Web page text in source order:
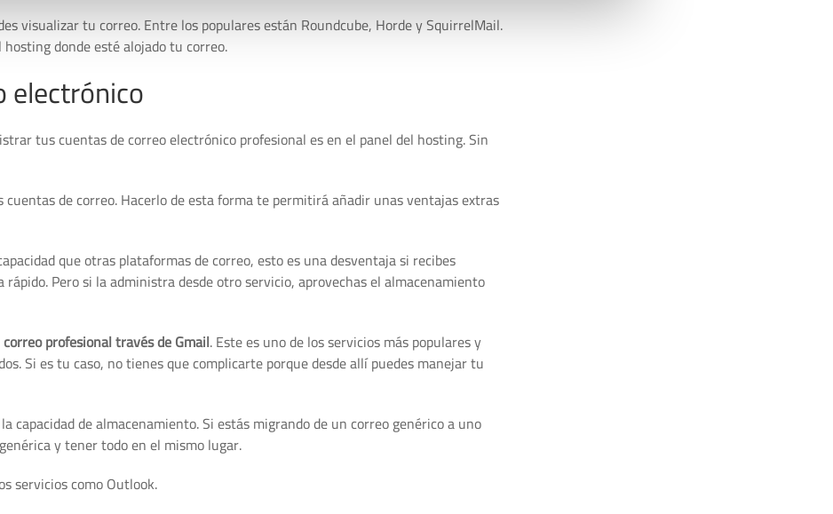
visualizar tu correo. Entre los populares están Roundcube, Horde y SquirrelMail.
donde esté alojado tu correo.
electrónico
tus cuentas de correo electrónico profesional es en el panel del hosting. Sin
de correo. Hacerlo de esta forma te permitirá añadir unas ventajas extras
que otras plataformas de correo, esto es una desventaja si recibes
Pero si la administra desde otro servicio, aprovechas el almacenamiento
profesional través de Gmail. Este es uno de los servicios más populares y
Si es tu caso, no tienes que complicarte porque desde allí puedes manejar tu
capacidad de almacenamiento. Si estás migrando de un correo genérico a uno
y tener todo en el mismo lugar.
servicios como Outlook.